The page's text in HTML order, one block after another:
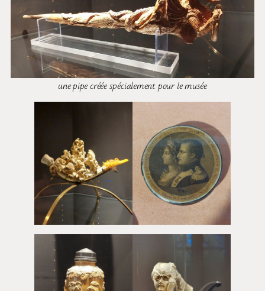
une pipe créée spécialement pour le musée